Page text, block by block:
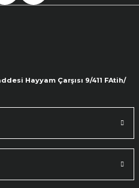
Hayyam Çarşısı 9/411 FAtih/